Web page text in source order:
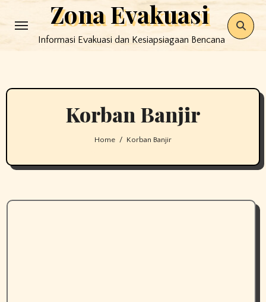
to
Zona Evakuasi
Informasi Evakuasi dan Kesiapsiagaan Bencana
Korban Banjir
Home Korban Banjir